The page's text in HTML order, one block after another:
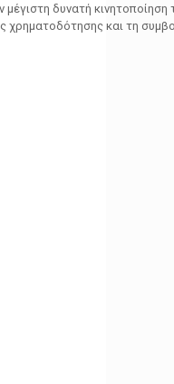
μέγιστη δυνατή
χρηματοδότησης και τη